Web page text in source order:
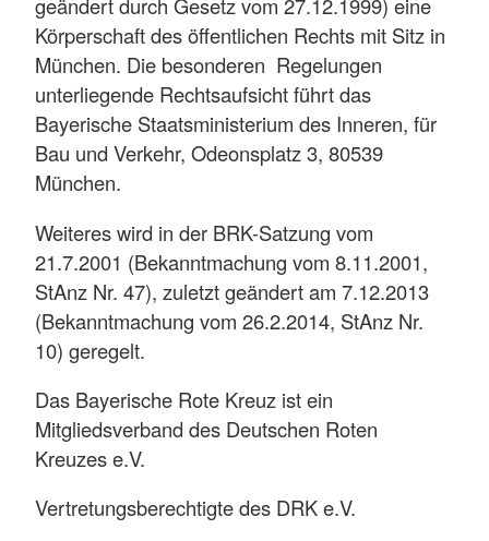
Körperschaft des öffentlichen Rechts mit Sitz in
München. Die besonderen Regelungen
unterliegende Rechtsaufsicht führt das
Bayerische Staatsministerium des Inneren, für
Bau und Verkehr, Odeonsplatz 3, 80539
München.
Weiteres wird in der BRK-Satzung vom
21.7.2001 (Bekanntmachung vom 8.11.2001,
StAnz Nr. 47), zuletzt geändert am 7.12.2013
(Bekanntmachung vom 26.2.2014, StAnz Nr.
10) geregelt.
Das Bayerische Rote Kreuz ist ein
Mitgliedsverband des Deutschen Roten
Kreuzes e.V.
Vertretungsberechtigte des DRK e.V.